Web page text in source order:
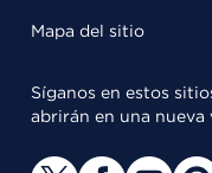
Mapa del sitio
Síganos en estos
abrirán en una nueva